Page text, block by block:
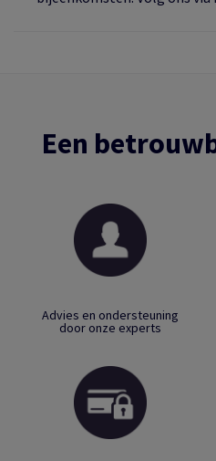
Een
Advies en ondersteuning
door onze experts